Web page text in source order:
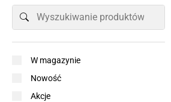
W magazynie
Nowość
Akcje